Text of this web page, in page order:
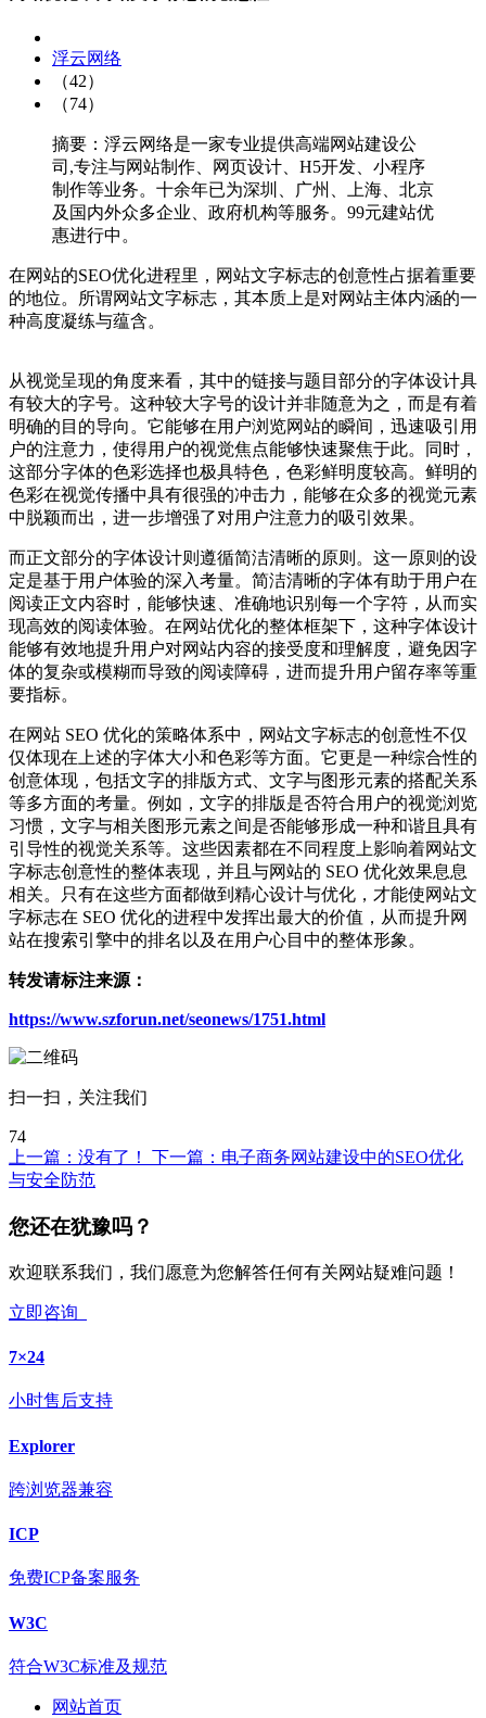
浮云网络
（42）
（74）
摘要：浮云网络是一家专业提供高端网站建设公
司,专注与网站制作、网页设计、H5开发、小程序
制作等业务。十余年已为深圳、广州、上海、北京
及国内外众多企业、政府机构等服务。99元建站优
惠进行中。
在网站的SEO优化进程里，网站文字标志的创意性占据着重要
的地位。所谓网站文字标志，其本质上是对网站主体内涵的一
种高度凝练与蕴含。
从视觉呈现的角度来看，其中的链接与题目部分的字体设计具
有较大的字号。这种较大字号的设计并非随意为之，而是有着
明确的目的导向。它能够在用户浏览网站的瞬间，迅速吸引用
户的注意力，使得用户的视觉焦点能够快速聚焦于此。同时，
这部分字体的色彩选择也极具特色，色彩鲜明度较高。鲜明的
色彩在视觉传播中具有很强的冲击力，能够在众多的视觉元素
中脱颖而出，进一步增强了对用户注意力的吸引效果。
而正文部分的字体设计则遵循简洁清晰的原则。这一原则的设
定是基于用户体验的深入考量。简洁清晰的字体有助于用户在
阅读正文内容时，能够快速、准确地识别每一个字符，从而实
现高效的阅读体验。在网站优化的整体框架下，这种字体设计
能够有效地提升用户对网站内容的接受度和理解度，避免因字
体的复杂或模糊而导致的阅读障碍，进而提升用户留存率等重
要指标。
在网站 SEO 优化的策略体系中，网站文字标志的创意性不仅
仅体现在上述的字体大小和色彩等方面。它更是一种综合性的
创意体现，包括文字的排版方式、文字与图形元素的搭配关系
等多方面的考量。例如，文字的排版是否符合用户的视觉浏览
习惯，文字与相关图形元素之间是否能够形成一种和谐且具有
引导性的视觉关系等。这些因素都在不同程度上影响着网站文
字标志创意性的整体表现，并且与网站的 SEO 优化效果息息
相关。只有在这些方面都做到精心设计与优化，才能使网站文
字标志在 SEO 优化的进程中发挥出最大的价值，从而提升网
站在搜索引擎中的排名以及在用户心目中的整体形象。
转发请标注来源：
https://www.szforun.net/seonews/1751.html
扫一扫，关注我们
74
上一篇： 没有了！ 下一篇： 电子商务网站建设中的SEO优化
与安全防范
您还在犹豫吗？
欢迎联系我们，我们愿意为您解答任何有关网站疑难问题！
立即咨询
7×24
小时售后支持
Explorer
跨浏览器兼容
ICP
免费ICP备案服务
W3C
符合W3C标准及规范
网站首页